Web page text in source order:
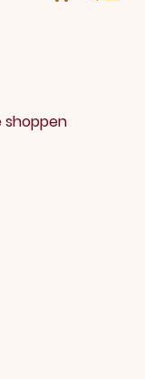
shoppen